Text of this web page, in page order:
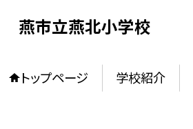
燕市立燕北小学校
トップページ 学校紹介